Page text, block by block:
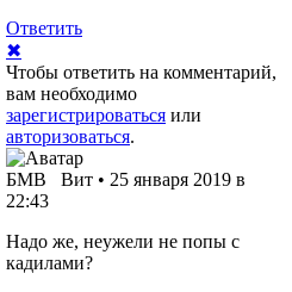
Ответить
✖
Чтобы ответить на комментарий,
вам необходимо
зарегистрироваться или
авторизоваться.
БМВ Вит • 25 января 2019 в
22:43
Надо же, неужели не попы с
кадилами?